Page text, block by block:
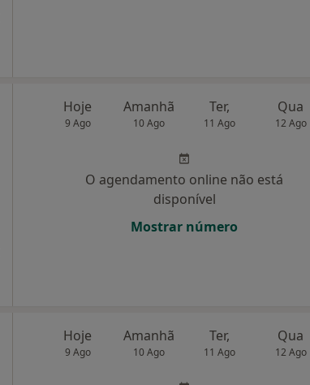
Hoje
9 Ago
Amanhã
10 Ago
Ter,
11 Ago
Qua
12 Ago
O agendamento online não está
disponível
Mostrar número
Hoje
9 Ago
Amanhã
10 Ago
Ter,
11 Ago
Qua
12 Ago